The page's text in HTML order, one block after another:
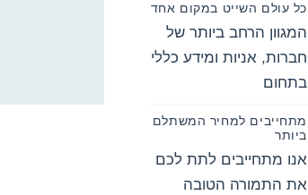
כל עולם השייט במקום אחד
המגוון הרחב ביותר של
חברות, אניות ומידע כללי
בתחום
מתחייבים למחיר המשתלם
ביותר
אנו מתחייבים לתת לכם
את התמורה הטובה